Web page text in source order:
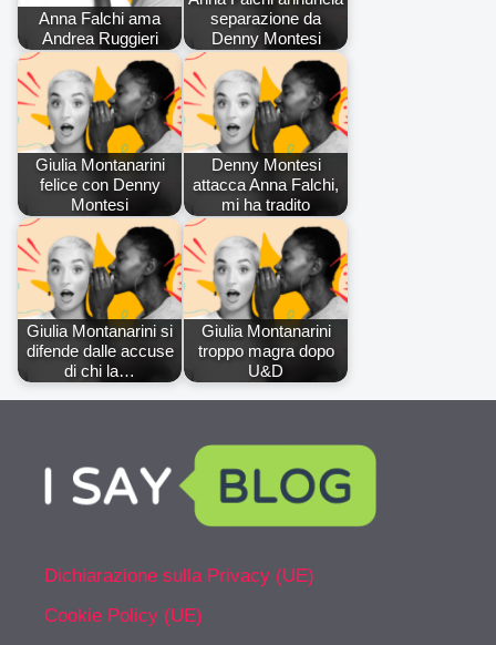
Anna Falchi ama
Andrea Ruggieri
separazione da
Denny Montesi
Giulia Montanarini
felice con Denny
Montesi
Denny Montesi
attacca Anna Falchi,
mi ha tradito
Giulia Montanarini si
difende dalle accuse
di chi la…
Giulia Montanarini
troppo magra dopo
U&D
Dichiarazione sulla Privacy (UE)
Cookie Policy (UE)